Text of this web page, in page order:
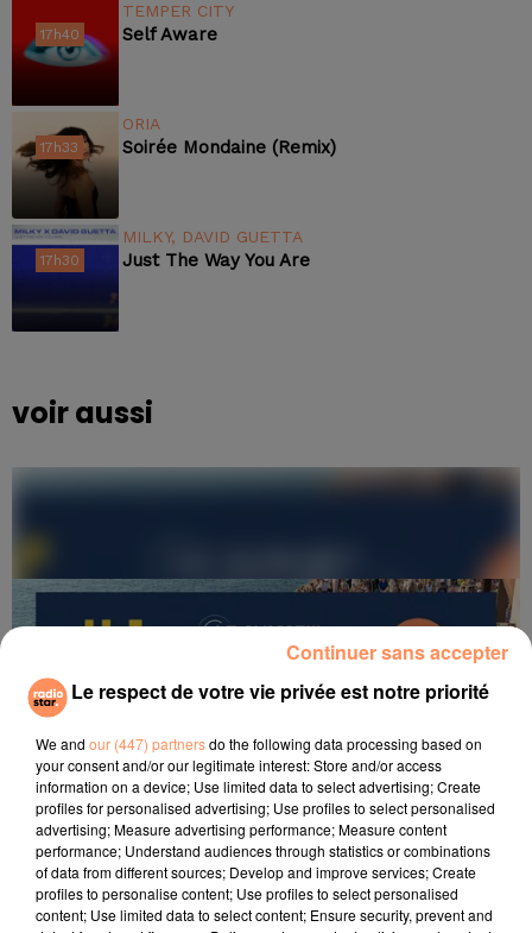
17h40
17h40
TEMPER CITY
Self Aware
17h33
17h33
ORIA
Soirée Mondaine (remix)
17h30
17h30
MILKY, DAVID GUETTA
Just The Way You Are
voir aussi
Le respect de votre vie privée est notre priorité
We and our (447) partnersdo the following data processing based on
your consent and/or our legitimate interest: Store and/or access
information on a device; Use limited data to select advertising; Create
profiles for personalised advertising; Use profiles to select personalised
advertising; Measure advertising performance; Measure content
performance; Understand audiences through statistics or combinations
of data from different sources; Develop and improve services; Create
profiles to personalise content; Use profiles to select personalised
content; Use limited data to select content; Ensure security, prevent and
Continuer sans accepter